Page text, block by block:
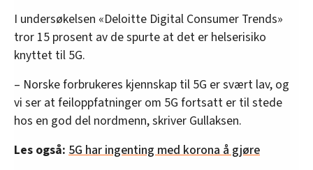
I undersøkelsen «Deloitte Digital Consumer Trends»
tror 15 prosent av de spurte at det er helserisiko
knyttet til 5G.
– Norske forbrukeres kjennskap til 5G er svært lav, og
vi ser at feiloppfatninger om 5G fortsatt er til stede
hos en god del nordmenn, skriver Gullaksen.
Les også: 5G har ingenting med korona å gjøre